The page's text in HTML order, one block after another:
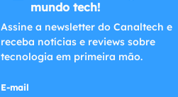
mundo tech!
Assine a newsletter do Canaltech e
receba notícias e reviews sobre
tecnologia em primeira mão.
E-mail